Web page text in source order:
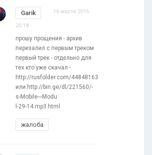
Garik 16 марта 2016
20:18
прошу прощения - архив
перезалил с первым треком
первый трек - отдельно для
тех кто уже скачал -
http://rusfolder.com/44848163
или http://bin.ge/dl/221560/-
s-Mobile---Modu
l-29-14.mp3.html
жалоба